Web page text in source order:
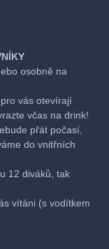
osobně na
vás otevírají
včas na drink!
přát počasí,
do vnitřních
12 diváků, tak
vítáni (s vodítkem